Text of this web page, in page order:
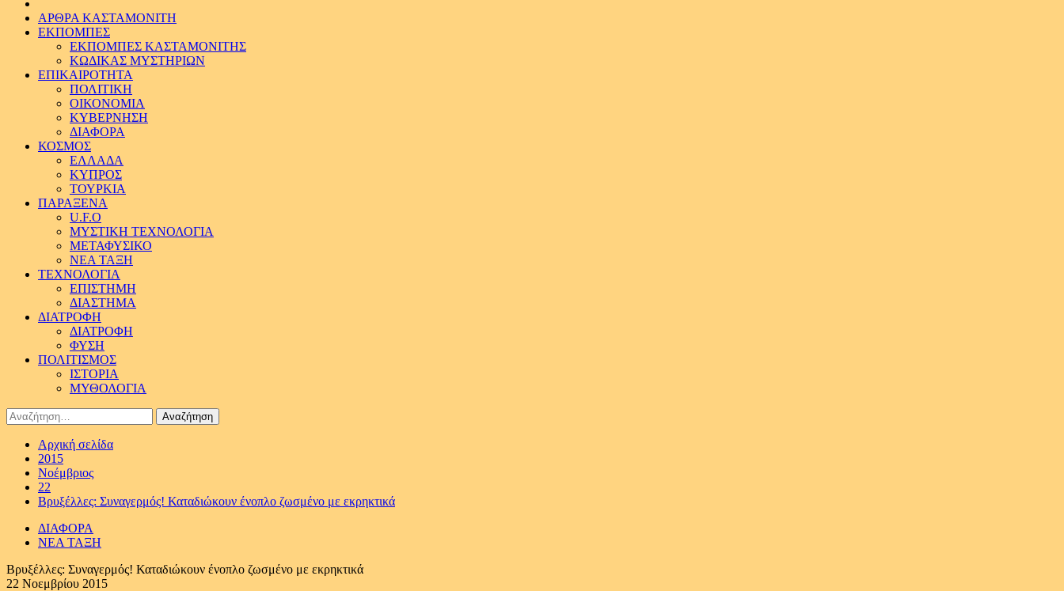
ΑΡΘΡΑ ΚΑΣΤΑΜΟΝΙΤΗ
ΕΚΠΟΜΠΕΣ
ΕΚΠΟΜΠΕΣ ΚΑΣΤΑΜΟΝΙΤΗΣ
ΚΩΔΙΚΑΣ ΜΥΣΤΗΡΙΩΝ
ΕΠΙΚΑΙΡΟΤΗΤΑ
ΠΟΛΙΤΙΚΗ
ΟΙΚΟΝΟΜΙΑ
ΚΥΒΕΡΝΗΣΗ
ΔΙΑΦΟΡΑ
ΚΟΣΜΟΣ
ΕΛΛΑΔΑ
ΚΥΠΡΟΣ
ΤΟΥΡΚΙΑ
ΠΑΡΑΞΕΝΑ
U.F.O
ΜΥΣΤΙΚΗ ΤΕΧΝΟΛΟΓΙΑ
ΜΕΤΑΦΥΣΙΚΟ
ΝΕΑ ΤΑΞΗ
ΤΕΧΝΟΛΟΓΙΑ
ΕΠΙΣΤΗΜΗ
ΔΙΑΣΤΗΜΑ
ΔΙΑΤΡΟΦΗ
ΔΙΑΤΡΟΦΗ
ΦΥΣΗ
ΠΟΛΙΤΙΣΜΟΣ
ΙΣΤΟΡΙΑ
ΜΥΘΟΛΟΓΙΑ
Αναζήτηση
για:
Αρχική σελίδα
2015
Νοέμβριος
22
Βρυξέλλες: Συναγερμός! Καταδιώκουν ένοπλο ζωσμένο με εκρηκτικά
ΔΙΑΦΟΡΑ
ΝΕΑ ΤΑΞΗ
Βρυξέλλες: Συναγερμός! Καταδιώκουν ένοπλο ζωσμένο με εκρηκτικά
22 Νοεμβρίου 2015